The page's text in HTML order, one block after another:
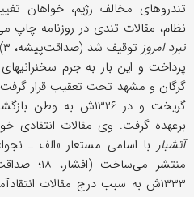
تندروهای مخالف رژیم، خواهان
نظام، مقالات تندی در روزنامه چاپ می‌کرد. از
نبرد امروز توقیف شد (صداقت‌پیشه، ۳). پس از آن به انتشار روزنامۀ
پرداخت و این بار به جرم
گرگان و مشهد تحت تعقیب قرار
گریخت و در ۱۳۲۶ش به وطن بازگشت و سردبیری روزنامۀ
برعهده گرفت. وی مقالات انتقادی
آتشبار با اسامی مستعار «الف ـ
۱۳۳۳ش به سبب درج مقالات